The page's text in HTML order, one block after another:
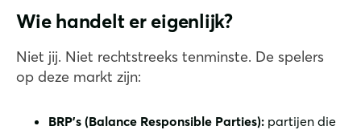
Wie handelt er eigenlijk?
Niet jij. Niet rechtstreeks tenminste. De spelers
op deze markt zijn:
BRP's (Balance Responsible Parties): partijen die